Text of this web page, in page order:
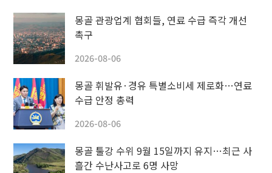
몽골 관광업계 협회들, 연료 수급 즉각 개선
촉구
2026-08-06
몽골 휘발유·경유 특별소비세 제로화…연료
수급 안정 총력
2026-08-06
몽골 툴강 수위 9월 15일까지 유지…최근 사
흘간 수난사고로 6명 사망